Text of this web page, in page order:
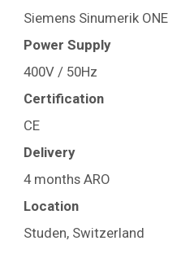
Siemens Sinumerik ONE
Power Supply
400V / 50Hz
Certification
CE
Delivery
4 months ARO
Location
Studen, Switzerland